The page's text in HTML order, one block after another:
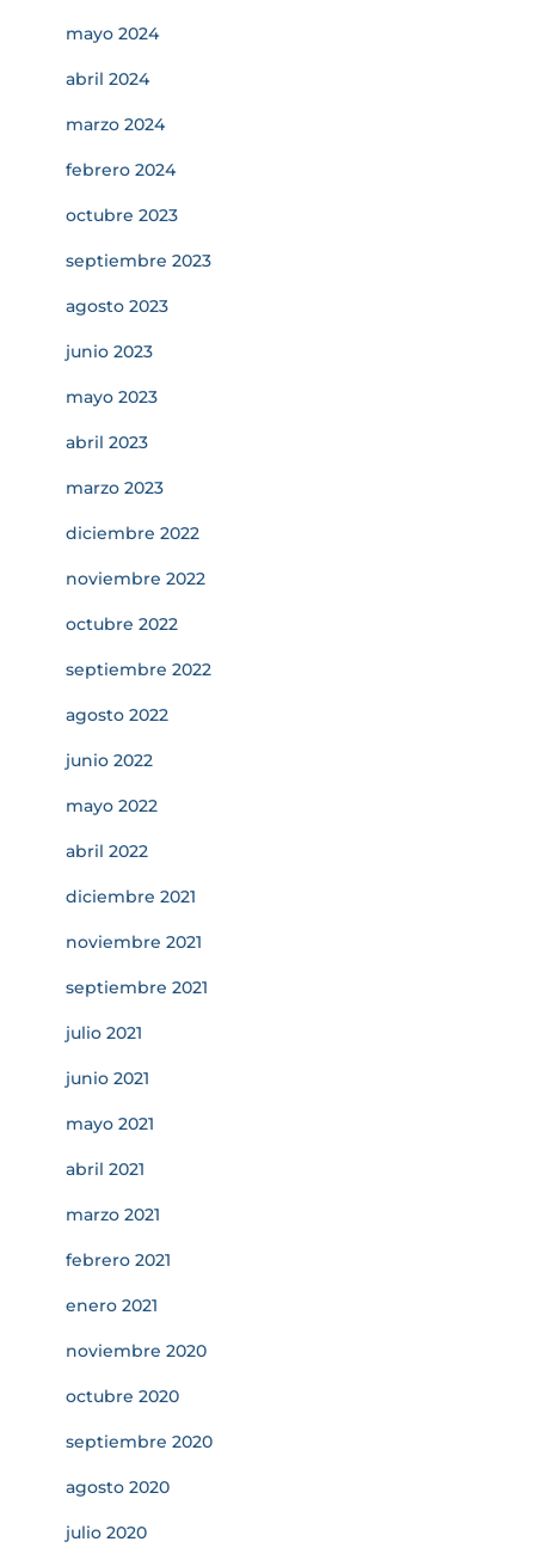
mayo 2024
abril 2024
marzo 2024
febrero 2024
octubre 2023
septiembre 2023
agosto 2023
junio 2023
mayo 2023
abril 2023
marzo 2023
diciembre 2022
noviembre 2022
octubre 2022
septiembre 2022
agosto 2022
junio 2022
mayo 2022
abril 2022
diciembre 2021
noviembre 2021
septiembre 2021
julio 2021
junio 2021
mayo 2021
abril 2021
marzo 2021
febrero 2021
enero 2021
noviembre 2020
octubre 2020
septiembre 2020
agosto 2020
julio 2020